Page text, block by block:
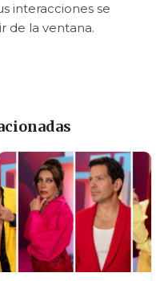
interacciones se
de la ventana.